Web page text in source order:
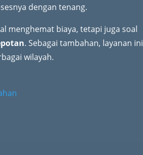
dengan tenang.
menghemat biaya, tetapi juga soal
. Sebagai tambahan, layanan ini
wilayah.